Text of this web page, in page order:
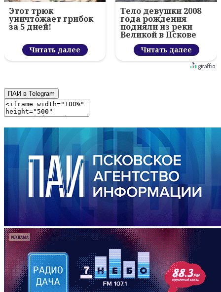
Этот трюк
уничтожает грибок
за 5 дней!
Читать далее
Тело девушки 2008
года рождения
подняли из реки
Великой в Пскове
Читать далее
ПАИ в Telegram